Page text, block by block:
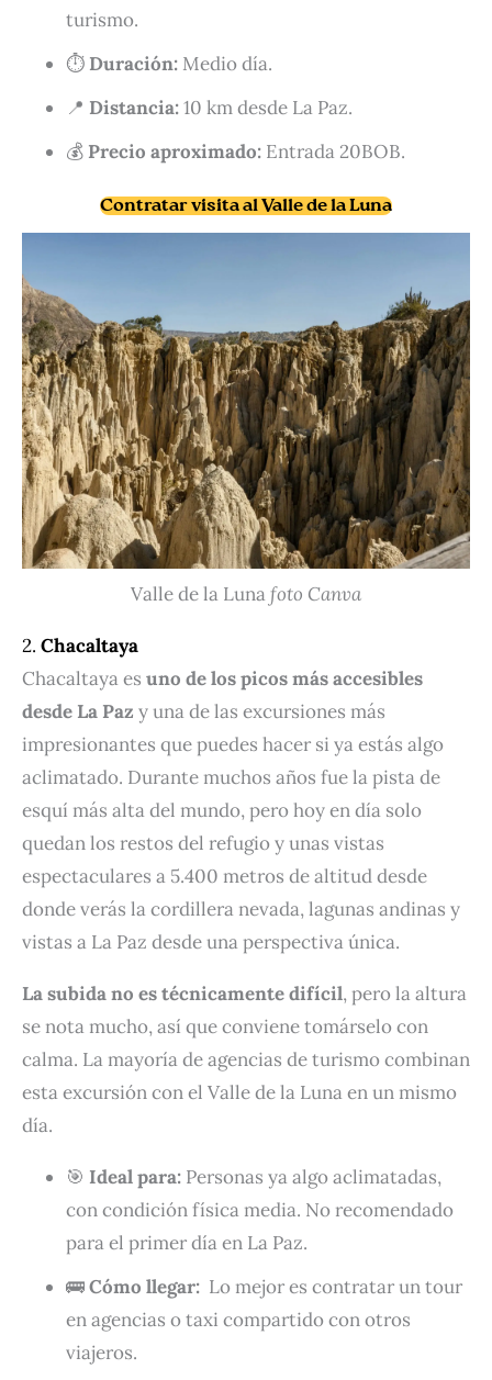
turismo.
⏱️ Duración: Medio día.
📍 Distancia:10 km desde La Paz.
💰 Precio aproximado: Entrada 20BOB.
Contratar visita al Valle de la Luna
Valle de la Lunafoto Canva
2. Chacaltaya
Chacaltaya es uno de los picos más accesibles
desde La Paz y una de las excursiones más
impresionantes que puedes hacer si ya estás algo
aclimatado. Durante muchos años fue la pista de
esquí más alta del mundo, pero hoy en día solo
quedan los restos del refugio y unas vistas
espectaculares a 5.400 metros de altitud desde
donde verás la cordillera nevada, lagunas andinas y
vistas a La Paz desde una perspectiva única.
La subida no es técnicamente difícil, pero la altura
se nota mucho, así que conviene tomárselo con
calma. La mayoría de agencias de turismo combinan
esta excursión con el Valle de la Luna en un mismo
día.
🎯 Ideal para: Personas ya algo aclimatadas,
con condición física media. No recomendado
para el primer día en La Paz.
🚌Cómo llegar: Lo mejor es contratar un tour
en agencias o taxi compartido con otros
viajeros.